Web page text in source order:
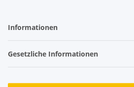
Informationen
Gesetzliche Informationen